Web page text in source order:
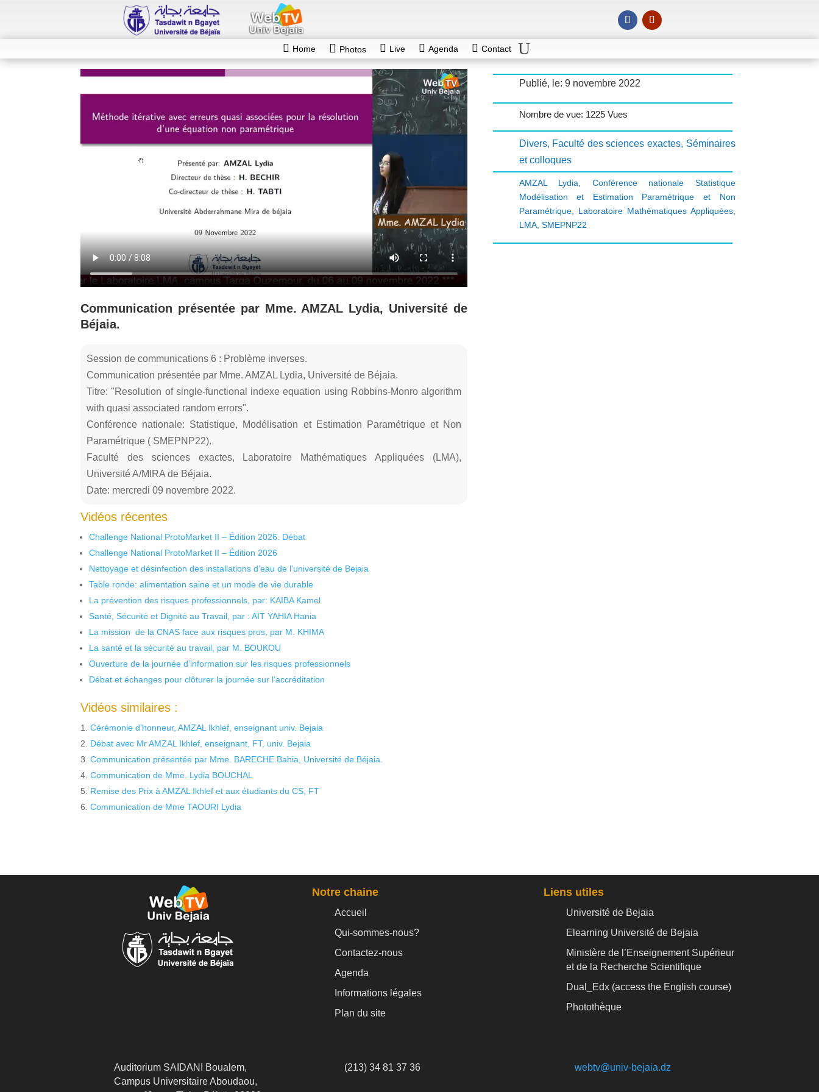
Home Photos Live Agenda Contact
Communication présentée par Mme. AMZAL Lydia, Université de
Béjaia.
Session de communications 6 : Problème inverses.
Communication présentée par Mme. AMZAL Lydia, Université de Béjaia.
Titre: "Resolution of single-functional indexe equation using Robbins-Monro algorithm
with quasi associated random errors".
Conférence nationale: Statistique, Modélisation et Estimation Paramétrique et Non
Paramétrique ( SMEPNP22).
Faculté des sciences exactes, Laboratoire Mathématiques Appliquées (LMA),
Université A/MIRA de Béjaia.
Date: mercredi 09 novembre 2022.
Vidéos récentes
Challenge National ProtoMarket II – Édition 2026. Débat
Challenge National ProtoMarket II – Édition 2026
Nettoyage et désinfection des installations d’eau de l’université de Bejaia
Table ronde: alimentation saine et un mode de vie durable
La prévention des risques professionnels, par: KAIBA Kamel
Santé, Sécurité et Dignité au Travail, par : AIT YAHIA Hania
La mission de la CNAS face aux risques pros, par M. KHIMA
La santé et la sécurité au travail, par M. BOUKOU
Ouverture de la journée d’information sur les risques professionnels
Débat et échanges pour clôturer la journée sur l’accréditation
Vidéos similaires :
Cérémonie d’honneur, AMZAL Ikhlef, enseignant univ. Bejaia
Débat avec Mr AMZAL Ikhlef, enseignant, FT, univ. Bejaia
Communication présentée par Mme. BARECHE Bahia, Université de Béjaia.
Communication de Mme. Lydia BOUCHAL
Remise des Prix à AMZAL Ikhlef et aux étudiants du CS, FT
Communication de Mme TAOURI Lydia
Publié, le: 9 novembre 2022
Nombre de vue: 1225 Vues
Divers, Faculté des sciences exactes, Séminaires
et colloques
AMZAL Lydia, Conférence nationale Statistique
Modélisation et Estimation Paramétrique et Non
Paramétrique, Laboratoire Mathématiques Appliquées,
LMA, SMEPNP22
Notre chaine
Accueil
Qui-sommes-nous?
Contactez-nous
Agenda
Informations légales
Plan du site
Liens utiles
Université de Bejaia
Elearning Université de Bejaia
Ministère de l’Enseignement Supérieur
et de la Recherche Scientifique
Dual_Edx (access the English course)
Photothèque
Auditorium SAIDANI Boualem,
Campus Universitaire Aboudaou,
(213) 34 81 37 36 webtv@univ-bejaia.dz